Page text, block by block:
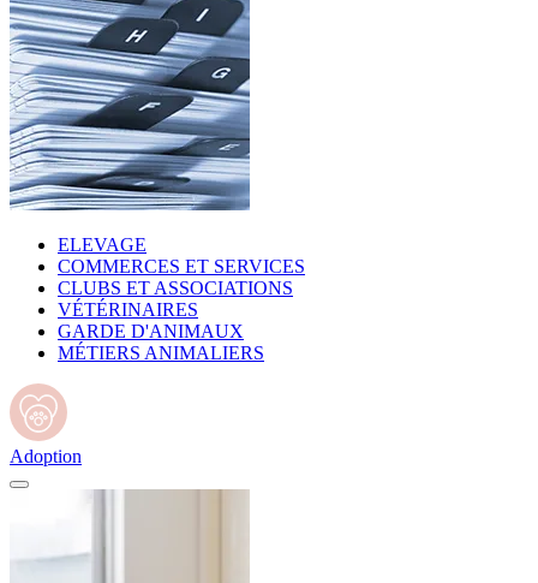
ELEVAGE
COMMERCES ET SERVICES
CLUBS ET ASSOCIATIONS
VÉTÉRINAIRES
GARDE D'ANIMAUX
MÉTIERS ANIMALIERS
Adoption